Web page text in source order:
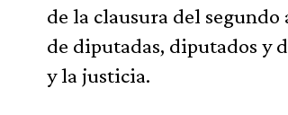
de la clausura del
de diputadas, diputados y
y la justicia.